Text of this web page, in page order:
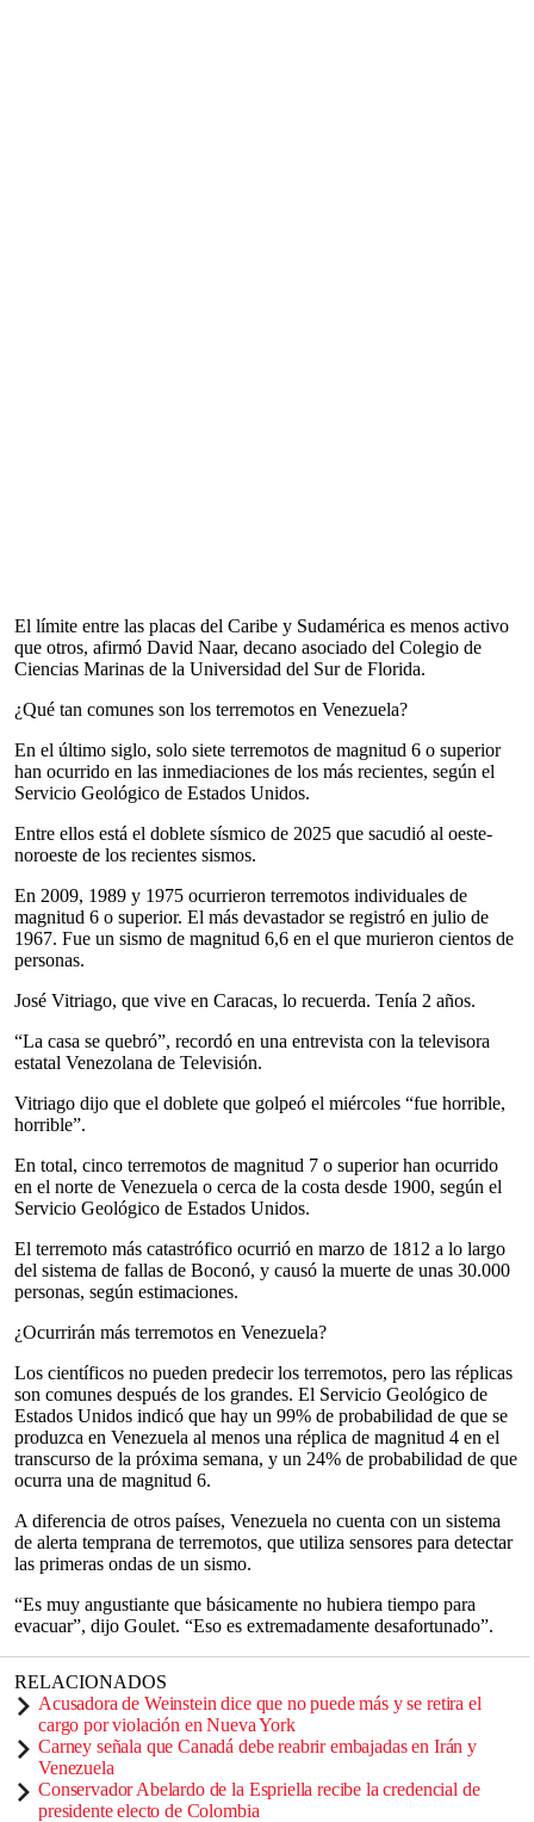
El límite entre las placas del Caribe y Sudamérica es menos activo
que otros, afirmó David Naar, decano asociado del Colegio de
Ciencias Marinas de la Universidad del Sur de Florida.
¿Qué tan comunes son los terremotos en Venezuela?
En el último siglo, solo siete terremotos de magnitud 6 o superior
han ocurrido en las inmediaciones de los más recientes, según el
Servicio Geológico de Estados Unidos.
Entre ellos está el doblete sísmico de 2025 que sacudió al oeste-
noroeste de los recientes sismos.
En 2009, 1989 y 1975 ocurrieron terremotos individuales de
magnitud 6 o superior. El más devastador se registró en julio de
1967. Fue un sismo de magnitud 6,6 en el que murieron cientos de
personas.
José Vitriago, que vive en Caracas, lo recuerda. Tenía 2 años.
“La casa se quebró”, recordó en una entrevista con la televisora
estatal Venezolana de Televisión.
Vitriago dijo que el doblete que golpeó el miércoles “fue horrible,
horrible”.
En total, cinco terremotos de magnitud 7 o superior han ocurrido
en el norte de Venezuela o cerca de la costa desde 1900, según el
Servicio Geológico de Estados Unidos.
El terremoto más catastrófico ocurrió en marzo de 1812 a lo largo
del sistema de fallas de Boconó, y causó la muerte de unas 30.000
personas, según estimaciones.
¿Ocurrirán más terremotos en Venezuela?
Los científicos no pueden predecir los terremotos, pero las réplicas
son comunes después de los grandes. El Servicio Geológico de
Estados Unidos indicó que hay un 99% de probabilidad de que se
produzca en Venezuela al menos una réplica de magnitud 4 en el
transcurso de la próxima semana, y un 24% de probabilidad de que
ocurra una de magnitud 6.
A diferencia de otros países, Venezuela no cuenta con un sistema
de alerta temprana de terremotos, que utiliza sensores para detectar
las primeras ondas de un sismo.
“Es muy angustiante que básicamente no hubiera tiempo para
evacuar”, dijo Goulet. “Eso es extremadamente desafortunado”.
RELACIONADOS
Acusadora de Weinstein dice que no puede más y se retira el
cargo por violación en Nueva York
Carney señala que Canadá debe reabrir embajadas en Irán y
Venezuela
Conservador Abelardo de la Espriella recibe la credencial de
presidente electo de Colombia